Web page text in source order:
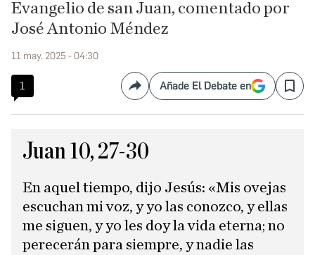
Evangelio de san Juan, comentado por
José Antonio Méndez
11 may. 2025 - 04:30
1 CompartirAñade El Debate en Save
Juan 10, 27-30
En aquel tiempo, dijo Jesús: «Mis ovejas
escuchan mi voz, y yo las conozco, y ellas
me siguen, y yo les doy la vida eterna; no
perecerán para siempre, y nadie las